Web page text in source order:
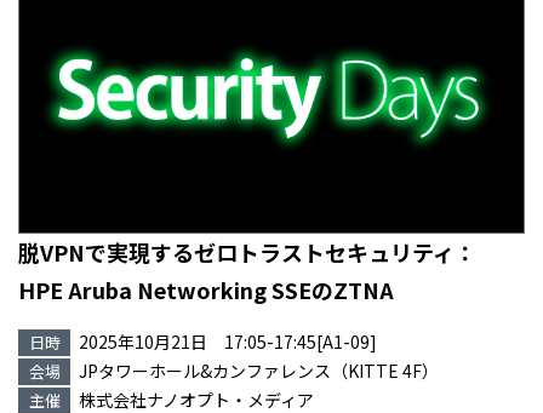
脱VPNで実現するゼロトラストセキュリティ：
HPE Aruba Networking SSEのZTNA
日時 2025年10月21日 17:05-17:45[A1-09]
会場 JPタワーホール&カンファレンス（KITTE 4F）
主催 株式会社ナノオプト・メディア